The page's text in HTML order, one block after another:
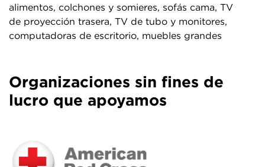
alimentos, colchones y somieres, sofás cama, TV
de proyección trasera, TV de tubo y monitores,
computadoras de escritorio, muebles grandes
Organizaciones sin fines de
lucro que apoyamos